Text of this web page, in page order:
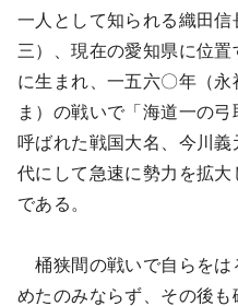
一人として知られる織田
三）、現在の愛知県に位置
に生まれ、一五六〇年（
ま）の戦いで「海道一の
呼ばれた戦国大名、今川
代にして急速に勢力を拡
である。
桶狭間の戦いで自らをは
めたのみならず、その後も